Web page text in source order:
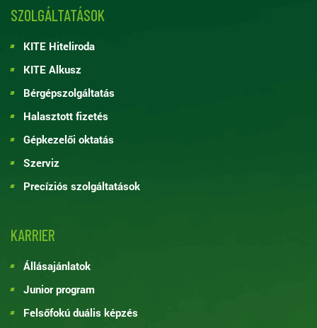
SZOLGÁLTATÁSOK
KITE Hiteliroda
KITE Alkusz
Bérgépszolgáltatás
Halasztott fizetés
Gépkezelői oktatás
Szerviz
Precíziós szolgáltatások
KARRIER
Állásajánlatok
Junior program
Felsőfokú duális képzés